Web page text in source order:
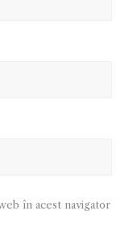
în acest navigator